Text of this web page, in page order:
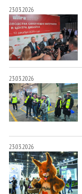
23.03.2026
23.03.2026
23.03.2026